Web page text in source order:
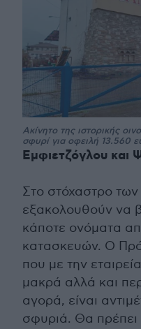
Ακίνητο της ιστορικής
σφυρί για οφειλή 13.560
Εμφιετζόγλου και
Στο στόχαστρο
εξακολουθούν να
κάποτε ονόματα
κατασκευών. Ο
που με την
μακρά αλλά και
αγορά, είναι
σφυριά. Θα